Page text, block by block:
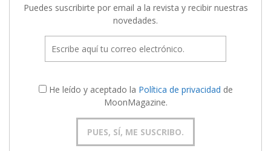
Puedes suscribirte por email a la revista y recibir nuestras
novedades.
He leído y aceptado la Política de privacidad de
MoonMagazine.